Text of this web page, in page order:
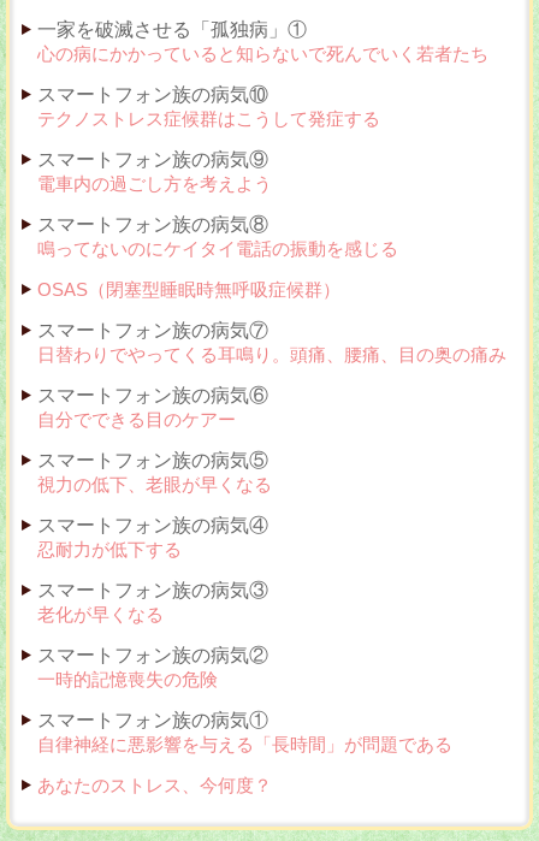
一家を破滅させる「孤独病」①
心の病にかかっていると知らないで死んでいく若者たち
スマートフォン族の病気⑩
テクノストレス症候群はこうして発症する
スマートフォン族の病気⑨
電車内の過ごし方を考えよう
スマートフォン族の病気⑧
鳴ってないのにケイタイ電話の振動を感じる
OSAS（閉塞型睡眠時無呼吸症候群）
スマートフォン族の病気⑦
日替わりでやってくる耳鳴り。頭痛、腰痛、目の奥の痛み
スマートフォン族の病気⑥
自分でできる目のケアー
スマートフォン族の病気⑤
視力の低下、老眼が早くなる
スマートフォン族の病気④
忍耐力が低下する
スマートフォン族の病気③
老化が早くなる
スマートフォン族の病気②
一時的記憶喪失の危険
スマートフォン族の病気①
自律神経に悪影響を与える「長時間」が問題である
あなたのストレス、今何度？